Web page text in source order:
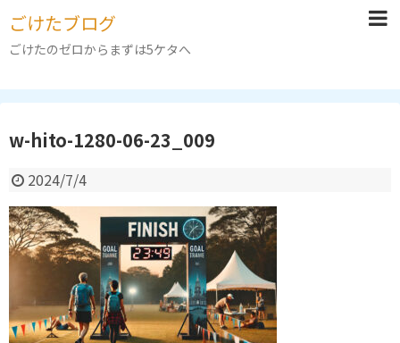
ごけたブログ
ごけたのゼロからまずは5ケタへ
w-hito-1280-06-23_009
2024/7/4